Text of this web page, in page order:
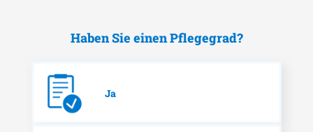
Haben Sie einen Pflegegrad?
Ja